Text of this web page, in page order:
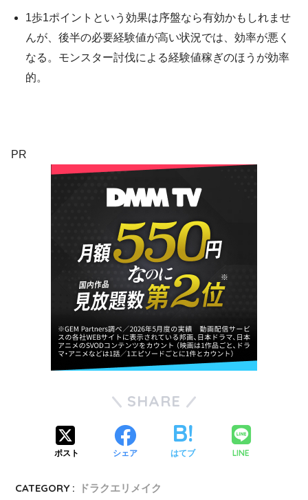
1歩1ポイントという効果は序盤なら有効かもしれませ
んが、後半の必要経験値が高い状況では、効率が悪く
なる。モンスター討伐による経験値稼ぎのほうが効率
的。
PR
SHARE
ポスト シェア はてブ LINE
CATEGORY : ドラクエリメイク